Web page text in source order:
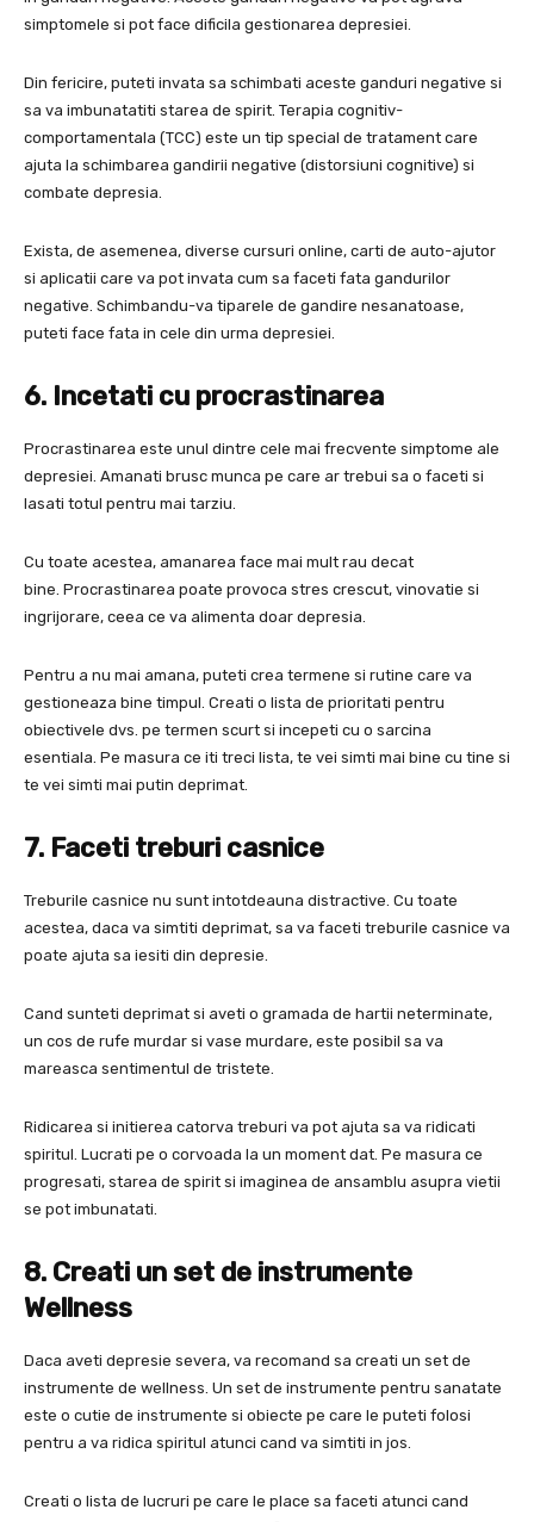
simptomele si pot face dificila gestionarea depresiei.
Din fericire, puteti invata sa schimbati aceste ganduri negative si
sa va imbunatatiti starea de spirit. Terapia cognitiv-
comportamentala (TCC) este un tip special de tratament care
ajuta la schimbarea gandirii negative (distorsiuni cognitive) si
combate depresia.
Exista, de asemenea, diverse cursuri online, carti de auto-ajutor
si aplicatii care va pot invata cum sa faceti fata gandurilor
negative. Schimbandu-va tiparele de gandire nesanatoase,
puteti face fata in cele din urma depresiei.
6. Incetati cu procrastinarea
Procrastinarea este unul dintre cele mai frecvente simptome ale
depresiei. Amanati brusc munca pe care ar trebui sa o faceti si
lasati totul pentru mai tarziu.
Cu toate acestea, amanarea face mai mult rau decat
bine. Procrastinarea poate provoca stres crescut, vinovatie si
ingrijorare, ceea ce va alimenta doar depresia.
Pentru a nu mai amana, puteti crea termene si rutine care va
gestioneaza bine timpul. Creati o lista de prioritati pentru
obiectivele dvs. pe termen scurt si incepeti cu o sarcina
esentiala. Pe masura ce iti treci lista, te vei simti mai bine cu tine si
te vei simti mai putin deprimat.
7. Faceti treburi casnice
Treburile casnice nu sunt intotdeauna distractive. Cu toate
acestea, daca va simtiti deprimat, sa va faceti treburile casnice va
poate ajuta sa iesiti din depresie.
Cand sunteti deprimat si aveti o gramada de hartii neterminate,
un cos de rufe murdar si vase murdare, este posibil sa va
mareasca sentimentul de tristete.
Ridicarea si initierea catorva treburi va pot ajuta sa va ridicati
spiritul. Lucrati pe o corvoada la un moment dat. Pe masura ce
progresati, starea de spirit si imaginea de ansamblu asupra vietii
se pot imbunatati.
8. Creati un set de instrumente
Wellness
Daca aveti depresie severa, va recomand sa creati un set de
instrumente de wellness. Un set de instrumente pentru sanatate
este o cutie de instrumente si obiecte pe care le puteti folosi
pentru a va ridica spiritul atunci cand va simtiti in jos.
Creati o lista de lucruri pe care le place sa faceti atunci cand